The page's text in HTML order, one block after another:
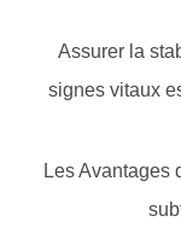
Assurer la
signes vitaux
Les Avantages